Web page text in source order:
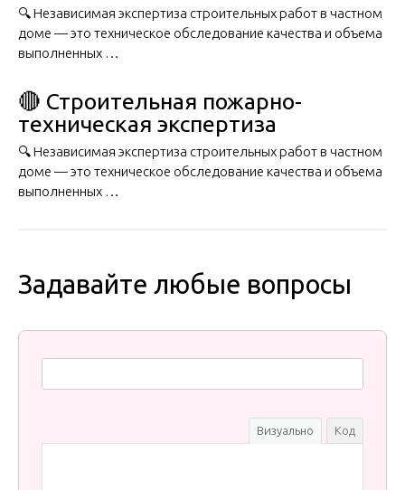
🔍 Независимая экспертиза строительных работ в частном
доме — это техническое обследование качества и объема
выполненных …
🔴 Строительная пожарно-
техническая экспертиза
🔍 Независимая экспертиза строительных работ в частном
доме — это техническое обследование качества и объема
выполненных …
Задавайте любые вопросы
Визуально Код